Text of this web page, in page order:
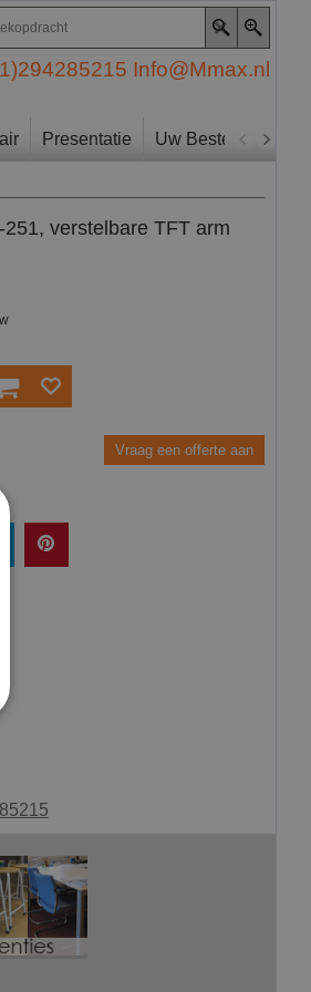
Info@Mmax.nl
Presentatie Uw Bestelling
251, verstelbare TFT arm
Vraag een offerte aan